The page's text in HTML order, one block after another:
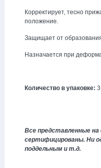
Корректирует, тесно
положение.
Защищает от
Назначается при
Количество в упаковке:
Все представленные
сертифицированы. Ни
поддельным и т.д.